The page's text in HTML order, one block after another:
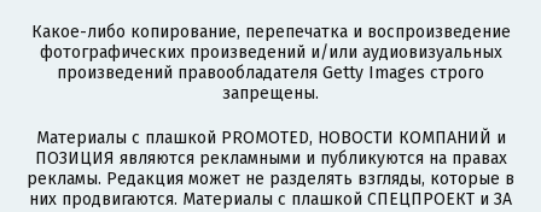
Какое-либо копирование, перепечатка и воспроизведение
фотографических произведений и/или аудиовизуальных
произведений правообладателя Getty Images строго
запрещены.
Материалы с плашкой PROMOTED, НОВОСТИ КОМПАНИЙ и
ПОЗИЦИЯ являются рекламными и публикуются на правах
рекламы. Редакция может не разделять взгляды, которые в
них продвигаются. Материалы с плашкой СПЕЦПРОЕКТ и ЗА